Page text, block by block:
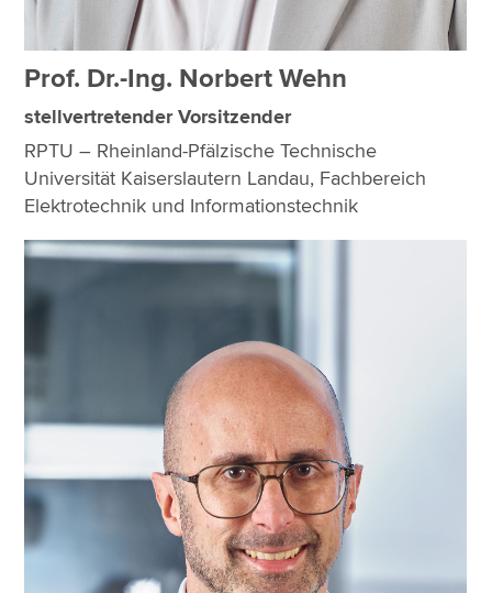
Prof. Dr.-Ing. Norbert Wehn
stellvertretender Vorsitzender
RPTU – Rheinland-Pfälzische Technische
Universität Kaiserslautern Landau, Fachbereich
Elektrotechnik und Informationstechnik